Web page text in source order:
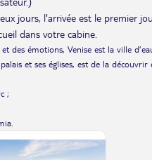
jours, l'arrivée est le premier
dans votre cabine.
des émotions, Venise est la ville
et ses églises, est de la
;